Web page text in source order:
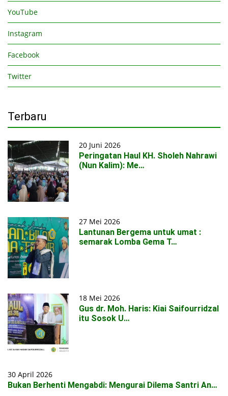
YouTube
Instagram
Facebook
Twitter
Terbaru
20 Juni 2026
Peringatan Haul KH. Sholeh Nahrawi
(Nun Kalim): Me…
27 Mei 2026
Lantunan Bergema untuk umat :
semarak Lomba Gema T…
18 Mei 2026
Gus dr. Moh. Haris: Kiai Saifourridzal
itu Sosok U…
30 April 2026
Bukan Berhenti Mengabdi: Mengurai Dilema Santri An…